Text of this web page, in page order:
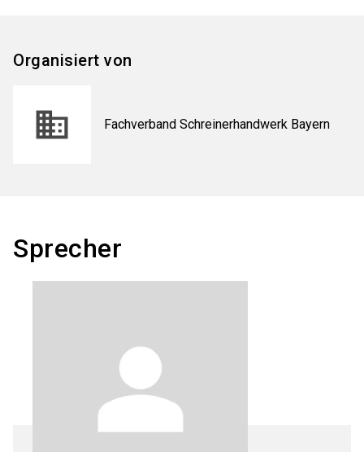
Organisiert von
Fachverband Schreinerhandwerk Bayern
Sprecher